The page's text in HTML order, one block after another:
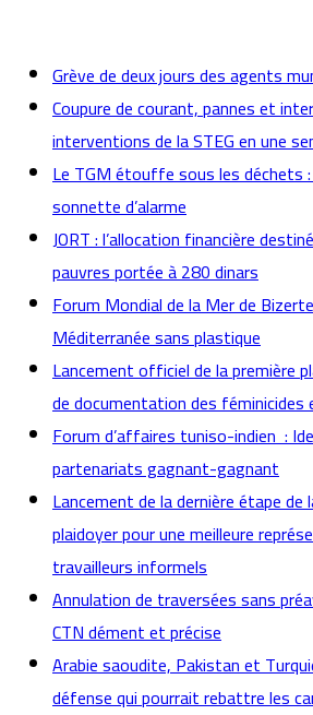
Grève de deux jours des agents
Coupure de courant, pannes et
interventions de la STEG en une
Le TGM étouffe sous les déchets
sonnette d’alarme
JORT : l’allocation financière
pauvres portée à 280 dinars
Forum Mondial de la Mer de
Méditerranée sans plastique
Lancement officiel de la première
de documentation des féminicides
Forum d’affaires tuniso-indien :
partenariats gagnant-gagnant
Lancement de la dernière étape de
plaidoyer pour une meilleure
travailleurs informels
Annulation de traversées sans
CTN dément et précise
Arabie saoudite, Pakistan et
défense qui pourrait rebattre les